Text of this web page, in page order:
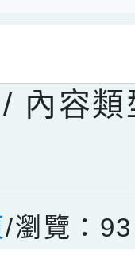
容會更
內容類
/瀏覽：93